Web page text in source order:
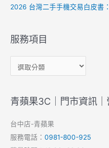
2026 台灣二手手機交易白皮書
服務項目
青蘋果3C｜門市資訊｜
台中店-青蘋果
服務電話：0981-800-925